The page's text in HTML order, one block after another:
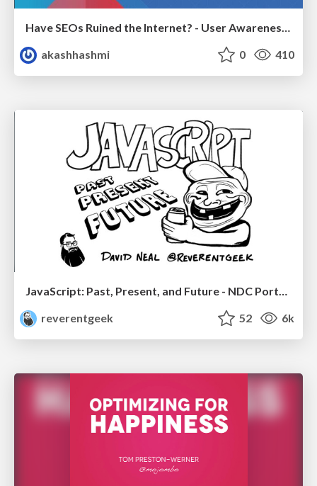
Have SEOs Ruined the Internet? - User Awareness of SEO in 2025
akashhashmi
0 410
JavaScript: Past, Present, and Future - NDC Porto 2020
reverentgeek
52 6k